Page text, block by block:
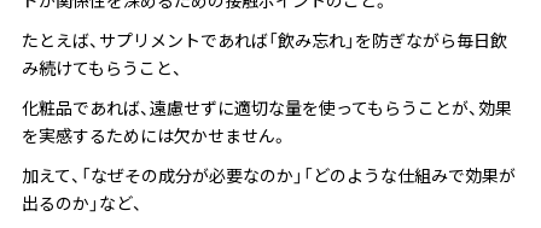
たとえば、サプリメントであれば「飲み忘れ」を防ぎながら毎日飲
み続けてもらうこと、
化粧品であれば、遠慮せずに適切な量を使ってもらうことが、効果
を実感するためには欠かせません。
加えて、「なぜその成分が必要なのか」「どのような仕組みで効果が
出るのか」など、